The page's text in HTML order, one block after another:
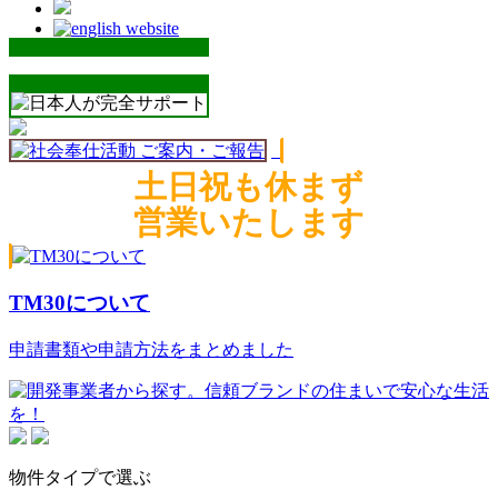
土日祝も休まず
営業いたします
TM30について
申請書類や申請方法をまとめました
物件タイプで選ぶ